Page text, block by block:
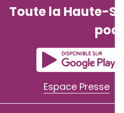
Toute la Haute-
Espace Presse